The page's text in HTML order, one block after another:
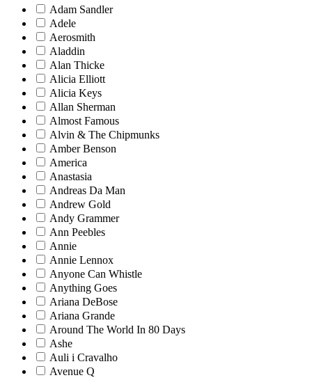
Adam Sandler
Adele
Aerosmith
Aladdin
Alan Thicke
Alicia Elliott
Alicia Keys
Allan Sherman
Almost Famous
Alvin & The Chipmunks
Amber Benson
America
Anastasia
Andreas Da Man
Andrew Gold
Andy Grammer
Ann Peebles
Annie
Annie Lennox
Anyone Can Whistle
Anything Goes
Ariana DeBose
Ariana Grande
Around The World In 80 Days
Ashe
Auli i Cravalho
Avenue Q